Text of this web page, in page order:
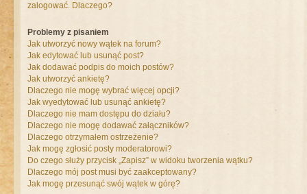
zalogować. Dlaczego?
Problemy z pisaniem
Jak utworzyć nowy wątek na forum?
Jak edytować lub usunąć post?
Jak dodawać podpis do moich postów?
Jak utworzyć ankietę?
Dlaczego nie mogę wybrać więcej opcji?
Jak wyedytować lub usunąć ankietę?
Dlaczego nie mam dostępu do działu?
Dlaczego nie mogę dodawać załączników?
Dlaczego otrzymałem ostrzeżenie?
Jak mogę zgłosić posty moderatorowi?
Do czego służy przycisk „Zapisz” w widoku tworzenia wątku?
Dlaczego mój post musi być zaakceptowany?
Jak mogę przesunąć swój wątek w górę?